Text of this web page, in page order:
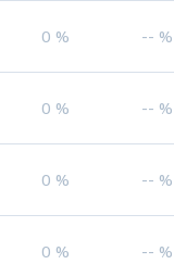
0 % -- %
0 % -- %
0 % -- %
0 % -- %